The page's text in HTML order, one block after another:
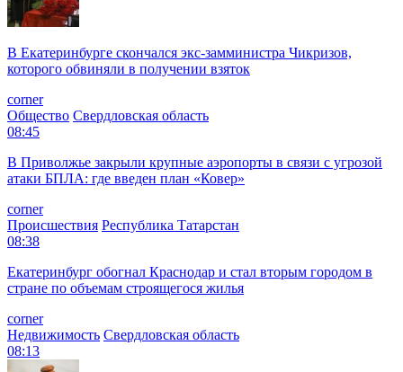
В Екатеринбурге скончался экс-замминистра Чикризов,
которого обвиняли в получении взяток
corner
Общество Свердловская область
08:45
В Приволжье закрыли крупные аэропорты в связи с угрозой
атаки БПЛА: где введен план «Ковер»
corner
Происшествия Республика Татарстан
08:38
Екатеринбург обогнал Краснодар и стал вторым городом в
стране по объемам строящегося жилья
corner
Недвижимость Свердловская область
08:13